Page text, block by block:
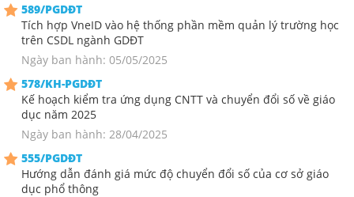
589/PGDĐT
Tích hợp VneID vào hệ thống phần mềm quản lý trường học
trên CSDL ngành GDĐT
Ngày ban hành: 05/05/2025
578/KH-PGDĐT
Kế hoạch kiểm tra ứng dụng CNTT và chuyển đổi số về giáo
dục năm 2025
Ngày ban hành: 28/04/2025
555/PGDĐT
Hướng dẫn đánh giá mức độ chuyển đổi số của cơ sở giáo
dục phổ thông